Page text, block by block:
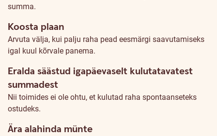
summa.
Koosta plaan
Arvuta välja, kui palju raha pead eesmärgi saavutamiseks
igal kuul kõrvale panema.
Eralda säästud igapäevaselt kulutatavatest
summadest
Nii toimides ei ole ohtu, et kulutad raha spontaanseteks
ostudeks.
Ära alahinda münte